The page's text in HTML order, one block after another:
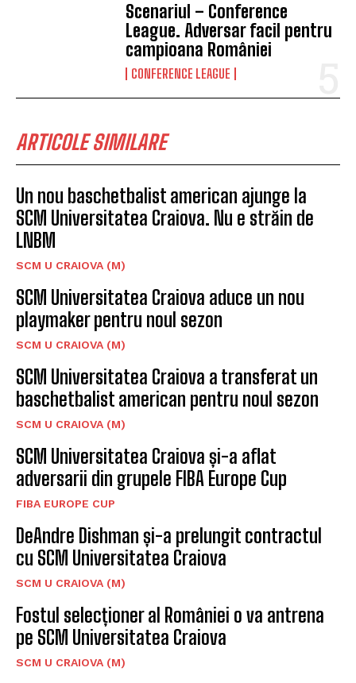
Scenariul – Conference
League. Adversar facil pentru
campioana României
CONFERENCE LEAGUE
ARTICOLE SIMILARE
Un nou baschetbalist american ajunge la
SCM Universitatea Craiova. Nu e străin de
LNBM
SCM U CRAIOVA (M)
SCM Universitatea Craiova aduce un nou
playmaker pentru noul sezon
SCM U CRAIOVA (M)
SCM Universitatea Craiova a transferat un
baschetbalist american pentru noul sezon
SCM U CRAIOVA (M)
SCM Universitatea Craiova și-a aflat
adversarii din grupele FIBA Europe Cup
FIBA EUROPE CUP
DeAndre Dishman și-a prelungit contractul
cu SCM Universitatea Craiova
SCM U CRAIOVA (M)
Fostul selecționer al României o va antrena
pe SCM Universitatea Craiova
SCM U CRAIOVA (M)